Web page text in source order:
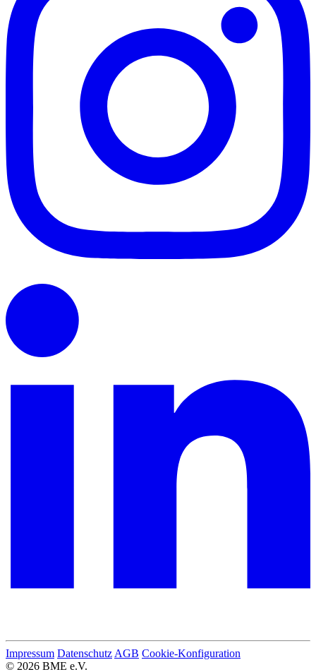
Impressum Datenschutz AGB Cookie-Konfiguration
© 2026 BME e.V.